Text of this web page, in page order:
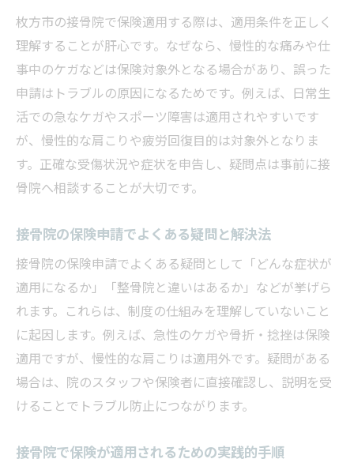
枚方市の接骨院で保険適用する際は、適用条件を正しく
理解することが肝心です。なぜなら、慢性的な痛みや仕
事中のケガなどは保険対象外となる場合があり、誤った
申請はトラブルの原因になるためです。例えば、日常生
活での急なケガやスポーツ障害は適用されやすいです
が、慢性的な肩こりや疲労回復目的は対象外となりま
す。正確な受傷状況や症状を申告し、疑問点は事前に接
骨院へ相談することが大切です。
接骨院の保険申請でよくある疑問と解決法
接骨院の保険申請でよくある疑問として「どんな症状が
適用になるか」「整骨院と違いはあるか」などが挙げら
れます。これらは、制度の仕組みを理解していないこと
に起因します。例えば、急性のケガや骨折・捻挫は保険
適用ですが、慢性的な肩こりは適用外です。疑問がある
場合は、院のスタッフや保険者に直接確認し、説明を受
けることでトラブル防止につながります。
接骨院で保険が適用されるための実践的手順